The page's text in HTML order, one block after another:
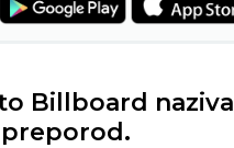
Billboard naziva
preporod.